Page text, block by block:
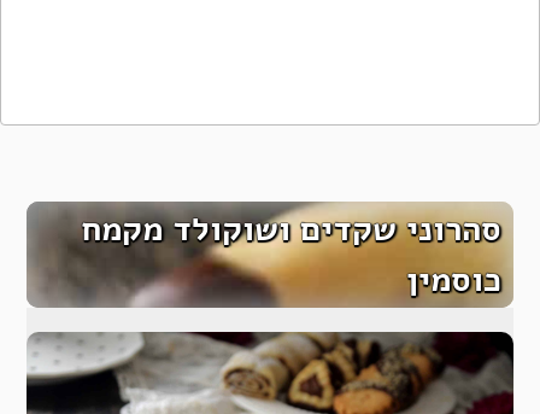
סהרוני שקדים ושוקולד מקמח
כוסמין